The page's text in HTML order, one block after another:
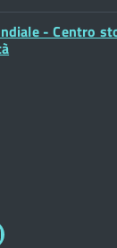
- Centro
Collegamento